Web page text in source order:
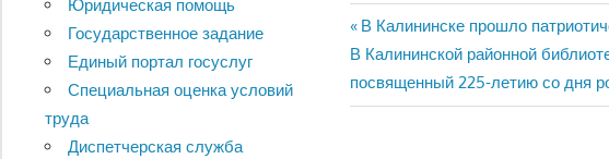
Навигация
по
записям
Previous
Post:
В Калининске прошло
Next
Post:
В Калининской районной
посвященный 225-летию со дня
Юридическая помощь
Государственное задание
Единый портал госуслуг
Специальная оценка условий
труда
Диспетчерская служба